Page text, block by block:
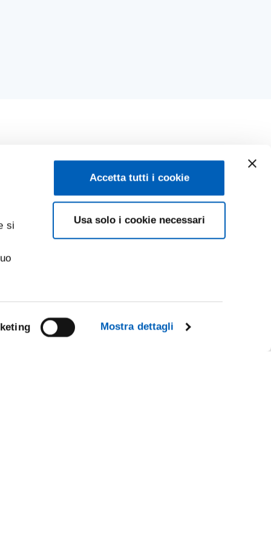
si
Mostra dettagli
Accetta tutti i cookie
Usa solo i cookie necessari
FOR SCHOLARSHIPS, ACCOMMODATION, AND OTHER